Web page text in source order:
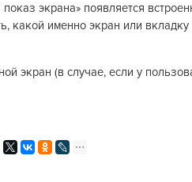
экрана» появляется
какой именно экран или вкладку
экран (в случае, если у